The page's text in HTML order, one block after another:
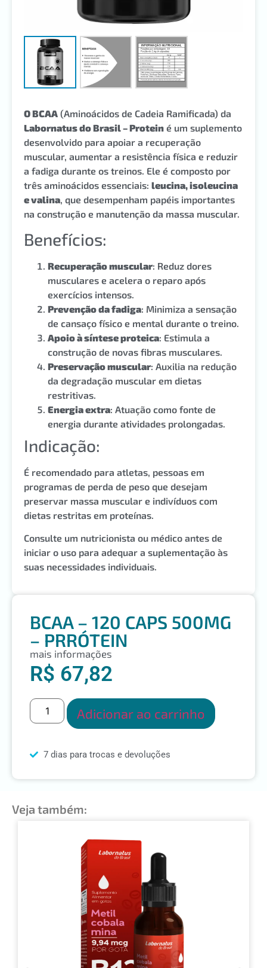
O BCAA (Aminoácidos de Cadeia Ramificada) da
Labornatus do Brasil – Protein é um suplemento
desenvolvido para apoiar a recuperação
muscular, aumentar a resistência física e reduzir
a fadiga durante os treinos. Ele é composto por
três aminoácidos essenciais: leucina, isoleucina
e valina , que desempenham papéis importantes
na construção e manutenção da massa muscular.
Benefícios:
Recuperação muscular: Reduz dores
musculares e acelera o reparo após
exercícios intensos.
Prevenção da fadiga: Minimiza a sensação
de cansaço físico e mental durante o treino.
Apoio à síntese proteica: Estimula a
construção de novas fibras musculares.
Preservação muscular: Auxilia na redução
da degradação muscular em dietas
restritivas.
Energia extra: Atuação como fonte de
energia durante atividades prolongadas.
Indicação:
É recomendado para atletas, pessoas em
programas de perda de peso que desejam
preservar massa muscular e indivíduos com
dietas restritas em proteínas.
Consulte um nutricionista ou médico antes de
iniciar o uso para adequar a suplementação às
suas necessidades individuais.
BCAA – 120 CAPS 500MG
– PRRÓTEIN
mais informações
R$ 67,82
Adicionar ao carrinho
7 dias para trocas e devoluções
Veja também: